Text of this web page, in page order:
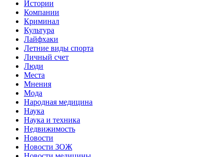
Истории
Компании
Криминал
Культура
Лайфхаки
Летние виды спорта
Личный счет
Люди
Места
Мнения
Мода
Народная медицина
Наука
Наука и техника
Недвижимость
Новости
Новости ЗОЖ